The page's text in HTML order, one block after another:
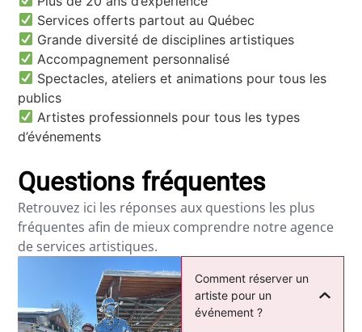
Services offerts partout au Québec
Grande diversité de disciplines artistiques
Accompagnement personnalisé
Spectacles, ateliers et animations pour tous les
publics
Artistes professionnels pour tous les types
d’événements
Questions fréquentes
Retrouvez ici les réponses aux questions les plus
fréquentes afin de mieux comprendre notre agence
de services artistiques.
Comment réserver un
artiste pour un
événement ?